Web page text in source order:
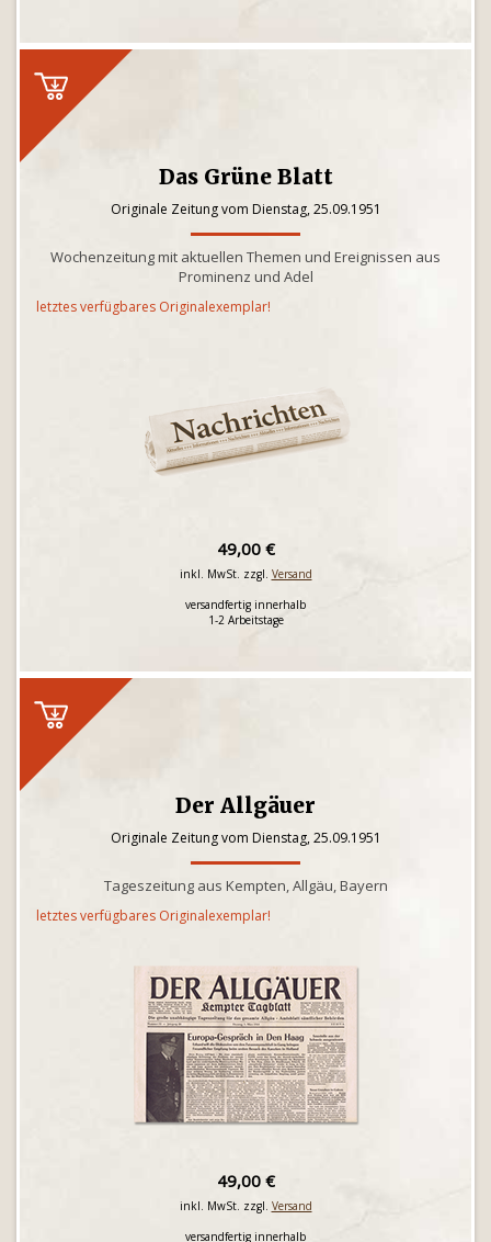
Das Grüne Blatt
Originale Zeitung vom Dienstag, 25.09.1951
Wochenzeitung mit aktuellen Themen und Ereignissen aus
Prominenz und Adel
letztes verfügbares Originalexemplar!
49,00 €
inkl. MwSt. zzgl. Versand
versandfertig innerhalb
1-2 Arbeitstage
Der Allgäuer
Originale Zeitung vom Dienstag, 25.09.1951
Tageszeitung aus Kempten, Allgäu, Bayern
letztes verfügbares Originalexemplar!
49,00 €
inkl. MwSt. zzgl. Versand
versandfertig innerhalb